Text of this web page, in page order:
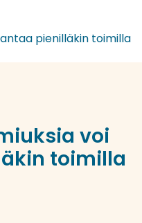
pienilläkin toimilla
voi
toimilla